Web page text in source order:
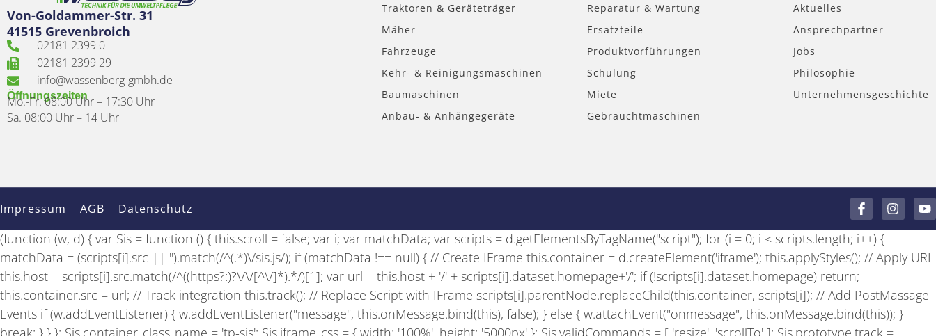
Von-Goldammer-Str. 31
41515 Grevenbroich
02181 2399 0
02181 2399 29
info@wassenberg-gmbh.de
Öffnungszeiten
Mo.-Fr. 08:00 Uhr – 17:30 Uhr
Sa. 08:00 Uhr – 14 Uhr
Traktoren & Geräteträger
Mäher
Fahrzeuge
Kehr- & Reinigungsmaschinen
Baumaschinen
Anbau- & Anhängegeräte
Reparatur & Wartung
Ersatzteile
Produktvorführungen
Schulung
Miete
Gebrauchtmaschinen
Aktuelles
Ansprechpartner
Jobs
Philosophie
Unternehmensgeschichte
Impressum AGB Datenschutz F
a
c
e
b
o
k
-
f
I
n
s
a
g
a
m
Y
o
u
u
b
(function (w, d) { var Sis = function () { this.scroll = false; var i; var matchData; var scripts = d.getElementsByTagName("script"); for (i = 0; i < scripts.length; i++) {
matchData = (scripts[i].src || '').match(/^(.*)\/sis.js/); if (matchData !== null) { // Create IFrame this.container = d.createElement('iframe'); this.applyStyles(); // Apply URL
this.host = scripts[i].src.match(/^((https?:)?\/\/[^\/]*).*/)[1]; var url = this.host + '/' + scripts[i].dataset.homepage+'/'; if (!scripts[i].dataset.homepage) return;
this.container.src = url; // Track integration this.track(); // Replace Script with IFrame scripts[i].parentNode.replaceChild(this.container, scripts[i]); // Add PostMassage
Events if (w.addEventListener) { w.addEventListener("message", this.onMessage.bind(this), false); } else { w.attachEvent("onmessage", this.onMessage.bind(this)); }